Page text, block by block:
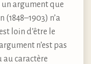
un argument que
n’a
loin d’être le
n’est pas
au caractère